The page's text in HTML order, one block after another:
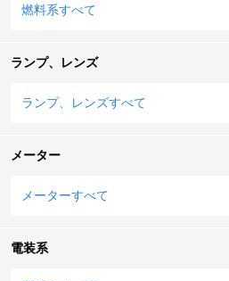
燃料系すべて
ランプ、レンズ
ランプ、レンズすべて
メーター
メーターすべて
電装系